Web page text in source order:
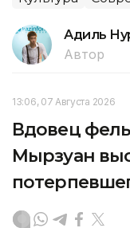
Адиль
Автор
13:06, 07 Августа 2026
Вдовец
Мырзуан